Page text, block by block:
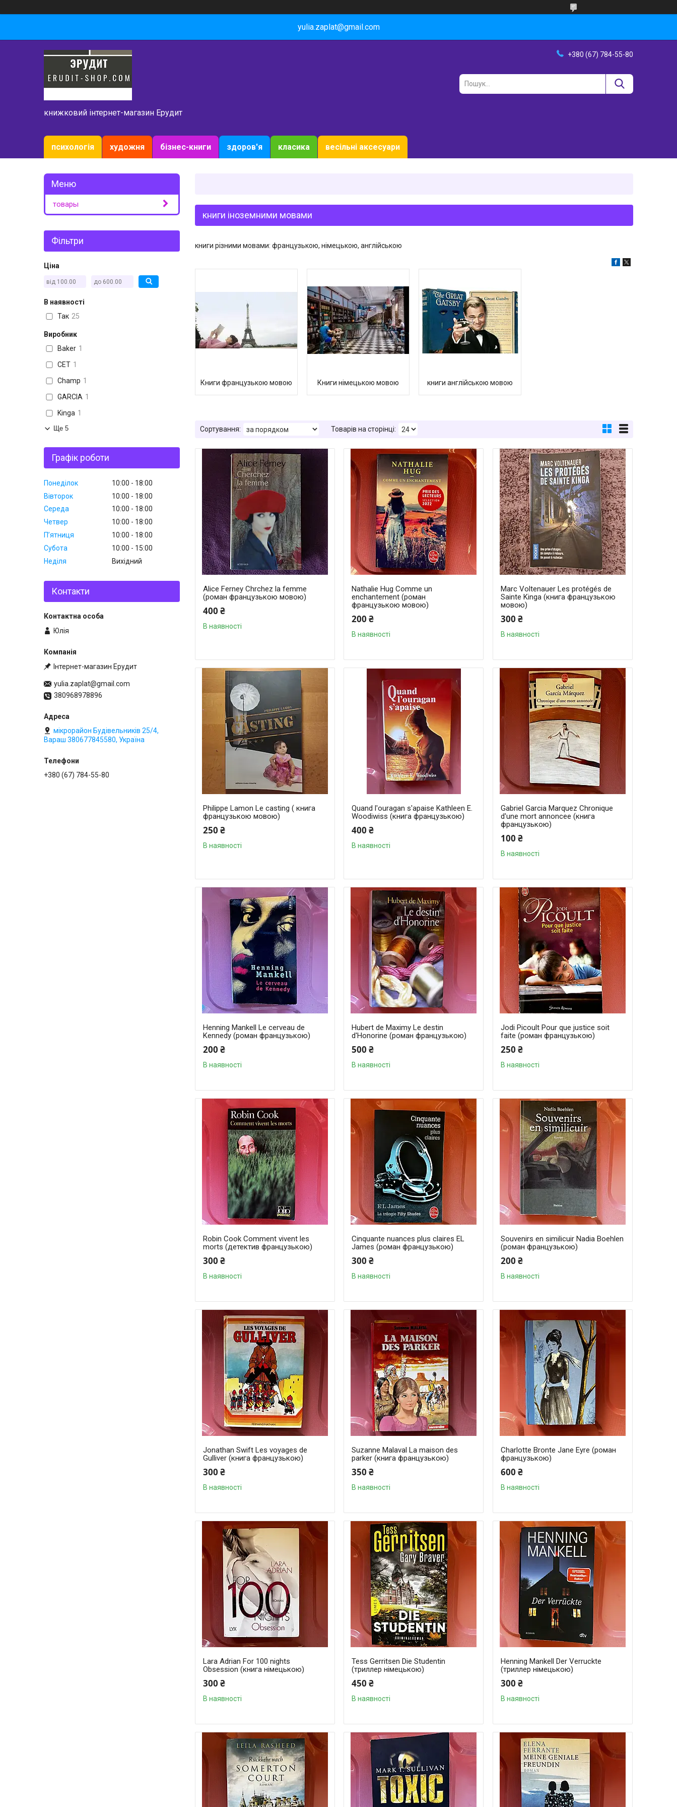
yulia.zaplat@gmail.com
книжковий інтернет-магазин Ерудит
+380 (67) 784-55-80
психологія художня бізнес-книги здоров'я класика весільні аксесуари
книги іноземними мовами
книги різними мовами: французькою, німецькою, англійською
Книги французькою мовою Книги німецькою мовою книги англійською мовою
Alice Ferney Chrchez la femme
(роман французькою мовою)
400 ₴
В наявності
Nathalie Hug Comme un
enchantement (роман
французькою мовою)
200 ₴
В наявності
Marc Voltenauer Les protégés de
Sainte Kinga (книга французькою
мовою)
300 ₴
В наявності
Philippe Lamon Le casting ( книга
французькою мовою)
250 ₴
В наявності
Quand l'ouragan s'apaise Kathleen E.
Woodiwiss (книга французькою)
400 ₴
В наявності
Gabriel Garcia Marquez Chronique
d'une mort annoncee (книга
французькою)
100 ₴
В наявності
Henning Mankell Le cerveau de
Kennedy (роман французькою)
200 ₴
В наявності
Hubert de Maximy Le destin
d'Honorine (роман французькою)
500 ₴
В наявності
Jodi Picoult Pour que justice soit
faite (роман французькою)
250 ₴
В наявності
Robin Cook Comment vivent les
morts (детектив французькою)
300 ₴
В наявності
Cinquante nuances plus claires EL
James (роман французькою)
300 ₴
В наявності
Souvenirs en similicuir Nadia Boehlen
(роман французькою)
200 ₴
В наявності
Jonathan Swift Les voyages de
Gulliver (книга французькою)
300 ₴
В наявності
Suzanne Malaval La maison des
parker (книга французькою)
350 ₴
В наявності
Charlotte Bronte Jane Eyre (роман
французькою)
600 ₴
В наявності
Lara Adrian For 100 nights
Obsession (книга німецькою)
300 ₴
В наявності
Tess Gerritsen Die Studentin
(триллер німецькою)
450 ₴
В наявності
Henning Mankell Der Verruckte
(триллер німецькою)
300 ₴
В наявності
товары
Фільтри
Ціна
В наявності
Так 25
Виробник
Baker 1
CET 1
Champ 1
GARCIA 1
Kinga 1
Ще 5
Графік роботи
Понеділок 10:00
18:00
Вівторок
10:00
18:00
Середа
10:00
18:00
Четвер
10:00
18:00
Пʼятниця
10:00
18:00
Субота
10:00
15:00
Неділя
Вихідний
Контакти
Юлія
Інтернет-магазин Ерудит
yulia.zaplat@gmail.com
380968978896
мікрорайон Будівельників 25/4,
Вараш 380677845580, Україна
+380 (67) 784-55-80